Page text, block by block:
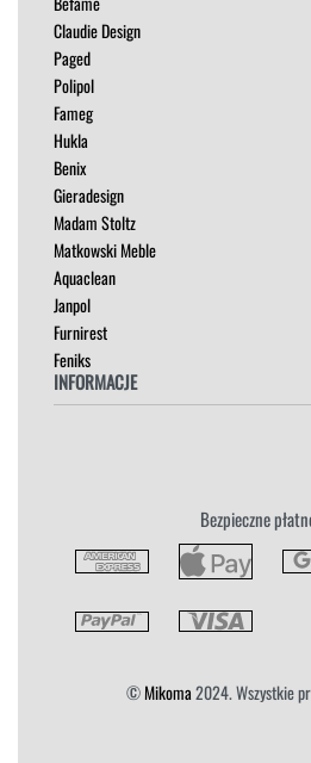
KRZESŁA
ŁÓŻKA
MEBLE RTV
NAROŻNIKI
OUTLET
PUFY
SOFY
STOLIKI
STOŁY
SZAFKI I KOMODY
Befame
Claudie Design
Paged
Polipol
Fameg
Hukla
Benix
Gieradesign
Madam Stoltz
Matkowski Meble
Aquaclean
Janpol
Furnirest
Feniks
INFORMACJE
Reklamacja
Bezpieczne